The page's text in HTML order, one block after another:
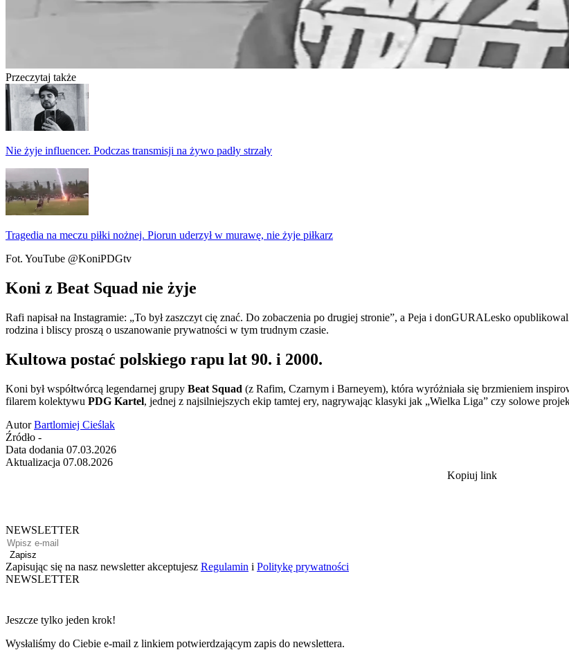
Przeczytaj także
Nie żyje influencer. Podczas transmisji na żywo padły strzały
Tragedia na meczu piłki nożnej. Piorun uderzył w murawę, nie żyje piłkarz
Fot. YouTube @KoniPDGtv
Koni z Beat Squad nie żyje
Rafi napisał na Instagramie: „To był zaszczyt cię znać. Do zobaczenia po drugiej stronie”, a Peja i donGURALesko
rodzina i bliscy proszą o uszanowanie prywatności w tym trudnym czasie.​
Kultowa postać polskiego rapu lat 90. i 2000.
Koni był współtwórcą legendarnej grupy Beat Squad (z Rafim, Czarnym i Barneyem), która wyróżniała się brzmieniem
filarem kolektywu PDG Kartel, jednej z najsilniejszych ekip tamtej ery, nagrywając klasyki jak „Wielka Liga” czy solowe
Autor Bartlomiej Cieślak
Źródło -
Data dodania 07.03.2026
Aktualizacja 07.08.2026
Kopiuj link
NEWSLETTER
Zapisz
Zapisując się na nasz newsletter akceptujesz Regulamin i Politykę prywatności
NEWSLETTER
Jeszcze tylko jeden krok!
Wysłaliśmy do Ciebie e-mail z linkiem potwierdzającym zapis do newslettera.